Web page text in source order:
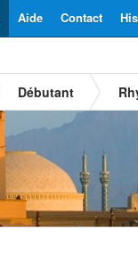
Contact
Aide
Débutant